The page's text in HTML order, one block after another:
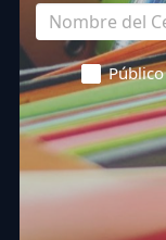
Público